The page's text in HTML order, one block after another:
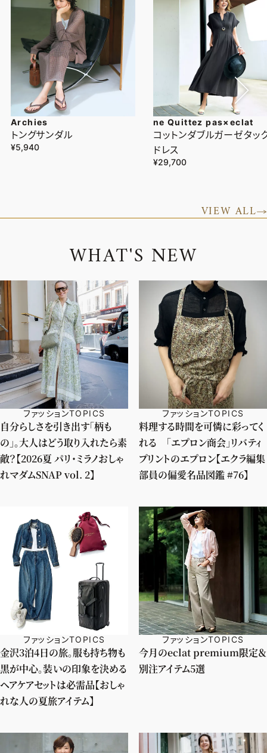
Archies
トングサンダル
¥5,940
ne Quittez pas×eclat
コットンダブルガーゼタッ
ドレス
¥29,700
VIEW ALL
WHAT'S NEW
ファッションTOPICS
自分らしさを引き出す「柄も
の」。大人はどう取り入れたら素
敵？【2026夏 パリ・ミラノおしゃ
れマダムSNAP vol. 2】
ファッションTOPICS
料理する時間を可憐に彩ってく
れる 「エプロン商会」リバティ
プリントのエプロン【エクラ編集
部員の偏愛名品図鑑 #76】
ファッションTOPICS
金沢3泊4日の旅。服も持ち物も
黒が中心。装いの印象を決める
ヘアケアセットは必需品【おしゃ
れな人の夏旅アイテム】
ファッションTOPICS
今月のeclat premium限定＆
別注アイテム5選